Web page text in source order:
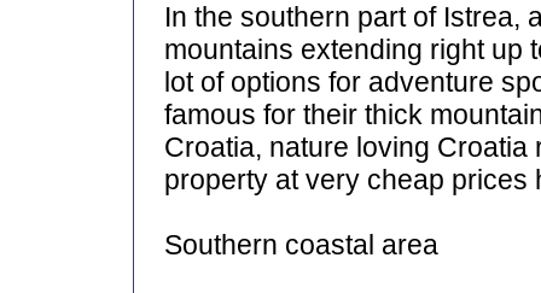
In the southern part of Istrea,
mountains extending right up
lot of options for adventure
famous for their thick
Croatia, nature loving
property at very cheap prices
Southern coastal area